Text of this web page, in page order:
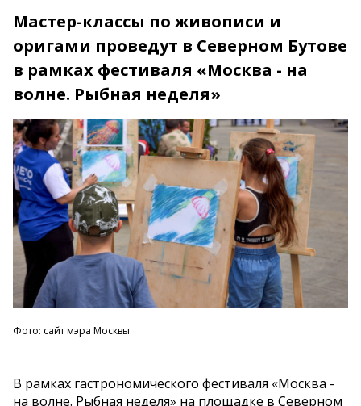
Мастер-классы по живописи и
оригами проведут в Северном Бутове
в рамках фестиваля «Москва - на
волне. Рыбная неделя»
Фото: сайт мэра Москвы
В рамках гастрономического фестиваля «Москва -
на волне. Рыбная неделя» на площадке в Северном